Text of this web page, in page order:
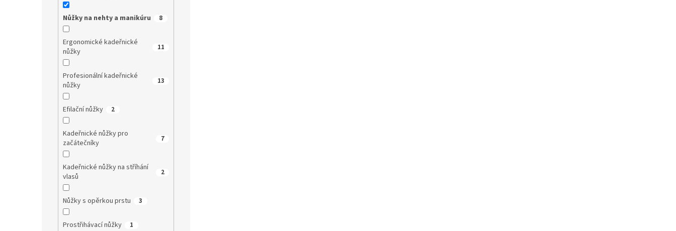
Nůžky na nehty a manikúru 8
Ergonomické kadeřnické
nůžky
11
Profesionální kadeřnické
nůžky
13
Efilační nůžky 2
Kadeřnické nůžky pro
začátečníky
7
Kadeřnické nůžky na stříhání
vlasů
2
Nůžky s opěrkou prstu 3
Prostřihávací nůžky 1